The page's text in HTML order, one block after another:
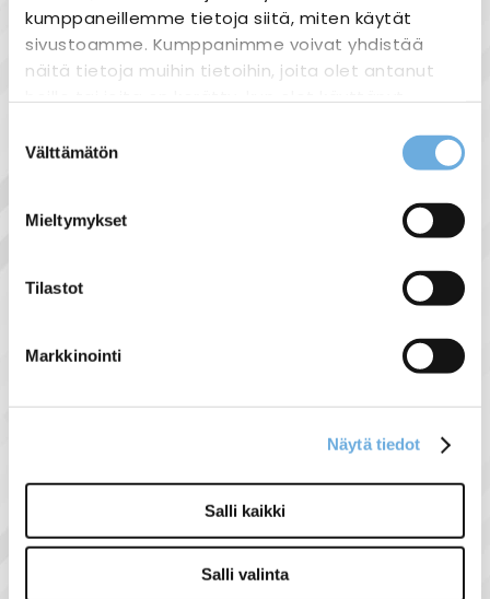
kumppaneillemme tietoja siitä, miten käytät
sivustoamme. Kumppanimme voivat yhdistää
näitä tietoja muihin tietoihin, joita olet antanut
heille tai joita on kerätty, kun olet käyttänyt
valinta
Välttämätön
Mieltymykset
Tilastot
Markkinointi
Näytä tiedot
Salli kaikki
Salli valinta
40A johdonsuojakatkaisija
Din-kisko kiinnitys
C-käyrä
Hyundai tuoteryhmästä